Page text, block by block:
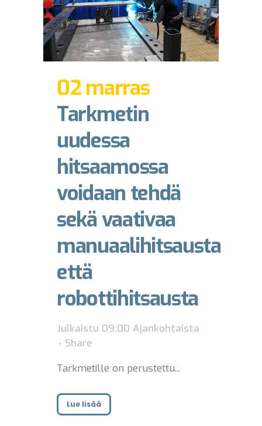
02 marras
Tarkmetin
uudessa
hitsaamossa
voidaan tehdä
sekä vaativaa
manuaalihitsausta
että
robottihitsausta
Julkaistu 09:00 Ajankohtaista
Share
Tarkmetille on perustettu...
Lue lisää